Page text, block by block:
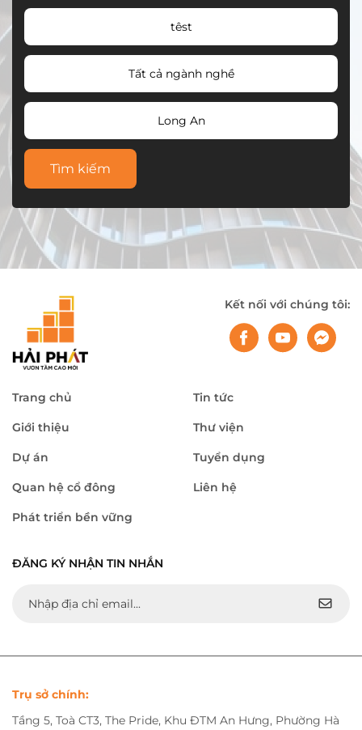
têst
Tất cả ngành nghề
Long An
Tìm kiếm
Kết nối với chúng tôi:
Trang chủ
Giới thiệu
Dự án
Quan hệ cổ đông
Phát triển bền vững
Tin tức
Thư viện
Tuyển dụng
Liên hệ
ĐĂNG KÝ NHẬN TIN NHẮN
Trụ sở chính:
Tầng 5, Toà CT3, The Pride, Khu ĐTM An Hưng, Phường Hà